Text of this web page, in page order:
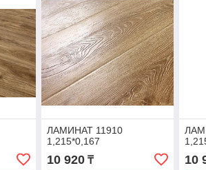
ЛАМИНАТ 11910
1,215*0,167
10 920₸ 10